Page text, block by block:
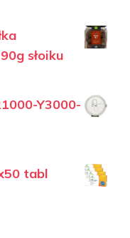
słoiku
Y3000-
tabl